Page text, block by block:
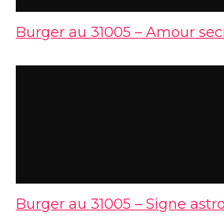
Burger au 31005 – Amour
Burger au 31005 – Signe astro